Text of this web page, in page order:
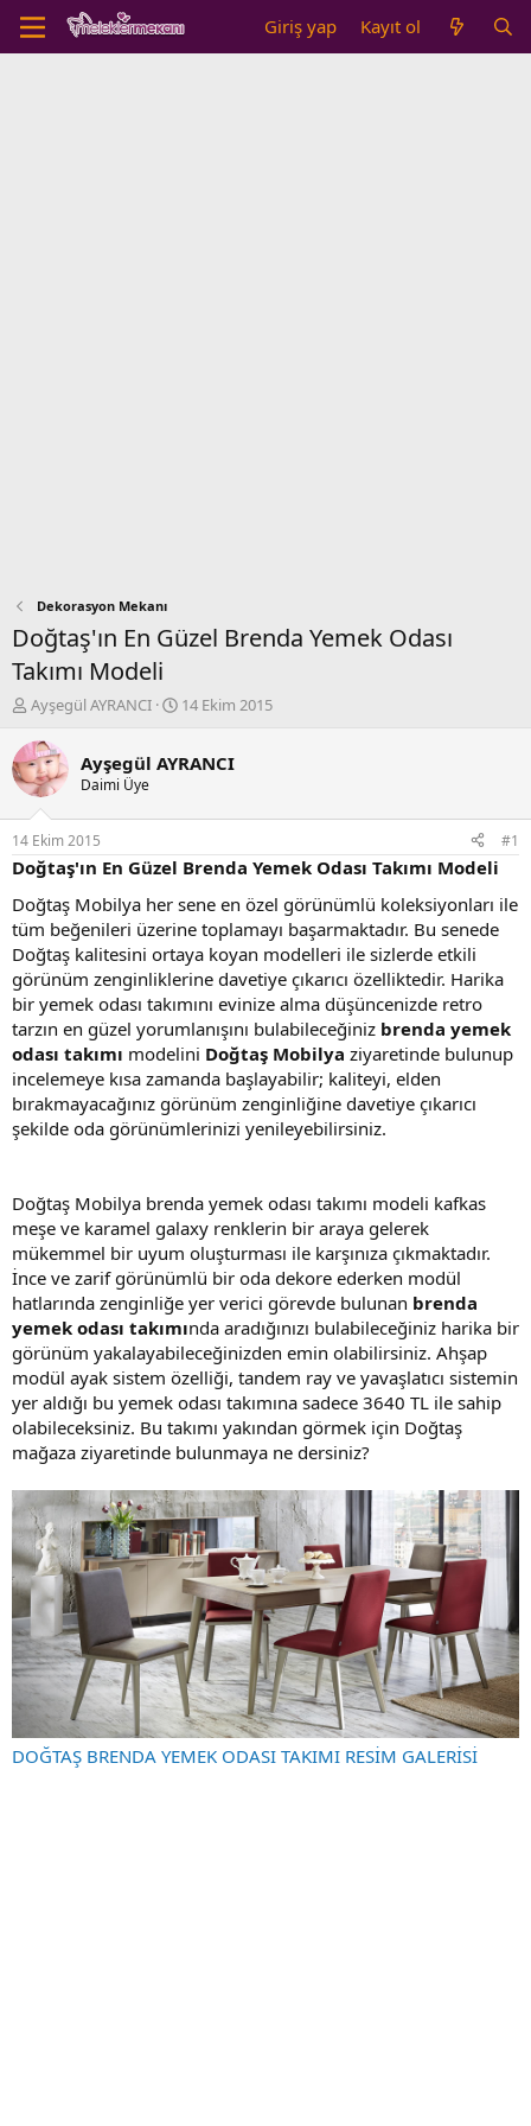
Giriş yap Kayıt ol
Dekorasyon Mekanı
Doğtaş'ın En Güzel Brenda Yemek Odası
Takımı Modeli
K
n
b
u
y
u
b
a
l
a
t
a
n
Ayşegül AYRANCI
B
l
ı
ç
a
r
i
h
i
14 Ekim 2015
Ayşegül AYRANCI
Daimi Üye
14 Ekim 2015 #1
Doğtaş'ın En Güzel Brenda Yemek Odası Takımı Modeli
Doğtaş Mobilya her sene en özel görünümlü koleksiyonları ile
tüm beğenileri üzerine toplamayı başarmaktadır. Bu senede
Doğtaş kalitesini ortaya koyan modelleri ile sizlerde etkili
görünüm zenginliklerine davetiye çıkarıcı özelliktedir. Harika
bir yemek odası takımını evinize alma düşüncenizde retro
tarzın en güzel yorumlanışını bulabileceğiniz brenda yemek
odası takımı modelini Doğtaş Mobilya ziyaretinde bulunup
incelemeye kısa zamanda başlayabilir; kaliteyi, elden
bırakmayacağınız görünüm zenginliğine davetiye çıkarıcı
şekilde oda görünümlerinizi yenileyebilirsiniz.
Doğtaş Mobilya brenda yemek odası takımı modeli kafkas
meşe ve karamel galaxy renklerin bir araya gelerek
mükemmel bir uyum oluşturması ile karşınıza çıkmaktadır.
İnce ve zarif görünümlü bir oda dekore ederken modül
hatlarında zenginliğe yer verici görevde bulunan brenda
yemek odası takımında aradığınızı bulabileceğiniz harika bir
görünüm yakalayabileceğinizden emin olabilirsiniz. Ahşap
modül ayak sistem özelliği, tandem ray ve yavaşlatıcı sistemin
yer aldığı bu yemek odası takımına sadece 3640 TL ile sahip
olabileceksiniz. Bu takımı yakından görmek için Doğtaş
mağaza ziyaretinde bulunmaya ne dersiniz?
DOĞTAŞ BRENDA YEMEK ODASI TAKIMI RESİM GALERİSİ